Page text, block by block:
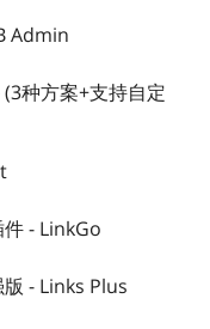
Admin
种方案+支持自定
- LinkGo
- Links Plus